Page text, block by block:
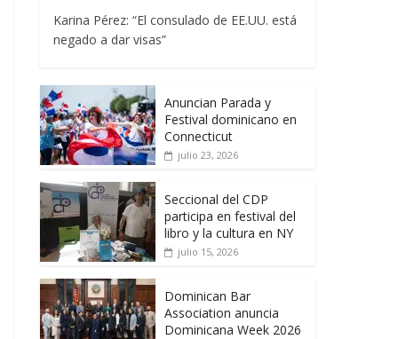
Karina Pérez: “El consulado de EE.UU. está
negado a dar visas”
Anuncian Parada y
Festival dominicano en
Connecticut
julio 23, 2026
Seccional del CDP
participa en festival del
libro y la cultura en NY
julio 15, 2026
Dominican Bar
Association anuncia
Dominicana Week 2026